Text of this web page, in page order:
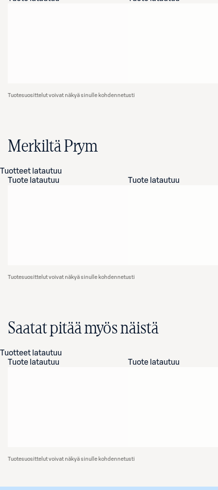
Tuotesuosittelut voivat näkyä sinulle kohdennetusti
Merkiltä Prym
Tuotteet latautuu
Tuote latautuu
Tuote latautuu
Tuotesuosittelut voivat näkyä sinulle kohdennetusti
Saatat pitää myös näistä
Tuotteet latautuu
Tuote latautuu
Tuote latautuu
Tuotesuosittelut voivat näkyä sinulle kohdennetusti